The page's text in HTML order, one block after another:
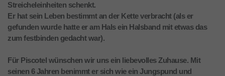
Streicheleinheiten schenkt.
Er hat sein Leben bestimmt an der Kette verbracht (als er
gefunden wurde hatte er am Hals ein Halsband mit etwas das
zum festbinden gedacht war).
Für Piscotel wünschen wir uns ein liebevolles Zuhause. Mit
seinen 6 Jahren benimmt er sich wie ein Jungspund und